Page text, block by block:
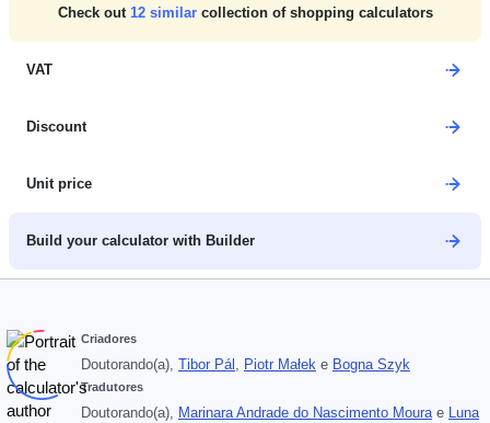
Check out 12similar collection of shopping calculators
VAT
Discount
Unit price
Build your calculator with Builder
Criadores
Doutorando(a), Tibor Pál , Piotr Małek e Bogna Szyk
Tradutores
Doutorando(a), Marinara Andrade do Nascimento Mourae Luna